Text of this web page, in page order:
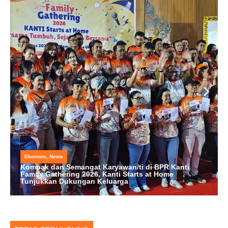
Ekonomi News
Kompak dan Semangat Karyawan/ti di BPR Kanti
Family Gathering 2026, Kanti Starts at Home
Tunjukkan Dukungan Keluarga